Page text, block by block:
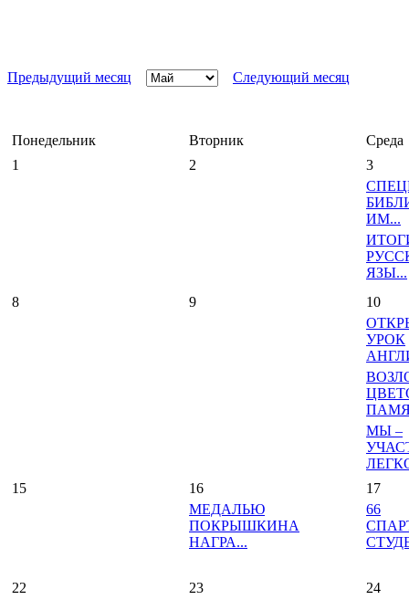
Предыдущий месяц Следующий месяц
Понедельник Вторник
Среда
1
2
3
ИМ...
ЯЗЫ...
8
9
10
УРОК
МЫ –
15
16
МЕДАЛЬЮ
ПОКРЫШКИНА
НАГРА...
17
66
22
23
24